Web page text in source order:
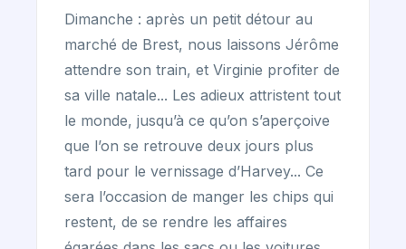
Dimanche : après un petit détour au
marché de Brest, nous laissons Jérôme
attendre son train, et Virginie profiter de
sa ville natale... Les adieux attristent tout
le monde, jusqu’à ce qu’on s’aperçoive
que l’on se retrouve deux jours plus
tard pour le vernissage d’Harvey... Ce
sera l’occasion de manger les chips qui
restent, de se rendre les affaires